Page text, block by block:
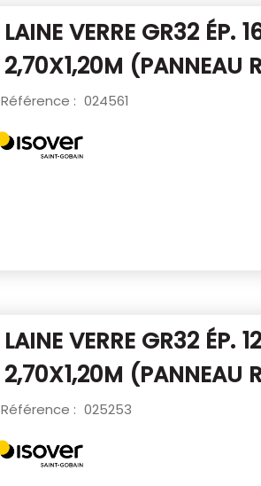
LAINE VERRE GR32 ÉP.
2,70X1,20M (PANNEAU
Référence : 024561
LAINE VERRE GR32 ÉP.
2,70X1,20M (PANNEAU
Référence : 025253